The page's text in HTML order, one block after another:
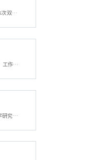
2026级全日制研究生：根据学校总体工作部署，今年全日制研究生选导事宜实行网上“双向选择”，现将相关安排通知如下：一、“双选”时间本次双选分为两轮，每轮选择期限为10天。系统第一轮开放时间：8月20日至8月29日；系统第二轮开放时间：9月1日至9月10日。二、系统登录研究生新生根据新生指南操作手册绑定浙财彩微→打开浙江财经大学官网→点击学校官网上方“门户”，登录进入信息门户→点击“应用”—搜索“研究生系统”，点...
各学院（研究院）：2026级研究生录取工作已完成，为确保研究生培养工作顺利进行，请各学院（研究院）开展导师与2026级研究生“双向选择”工作，具体事项通知如下：一、硕士生导师参加“双向选择”基本条件(一)具有我校硕士生导师任职资格的人员如满足以下条件，可以参加本年度“双向选择”：1.身体健康，聘任时距退休年龄3年及以上。距退休年龄不足3年的教授职称导师，是否聘任由学院综合考虑确定。2.硕士生的招生培养以在岗导...
各学院（研究院）:为培养我校研究生创新意识和团队合作精神，提升科研素养和实践创新能力，进一步提高研究生培养质量，根据《浙江财经大学研究生科研训练计划管理办法》（浙财大〔2021〕133号），学校决定启动2026年度研究生科研训练计划（PRTP）项目申报工作。PRTP由研究生“田野调查”基金项目、“知行浙江”研究生社会调研项目、校级科研项目和学科交叉研究项目组成（“知行浙江”研究生社会调研项目和学科交叉研究项目申报...